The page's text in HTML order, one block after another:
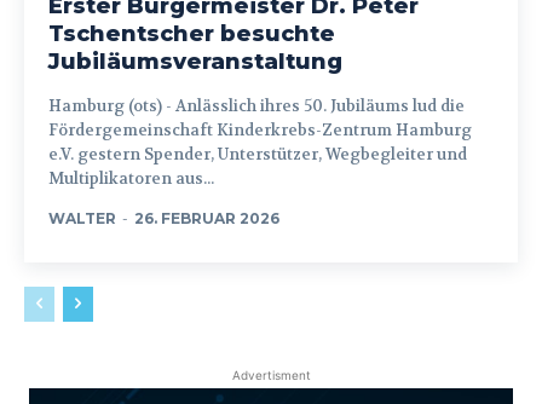
Erster Bürgermeister Dr. Peter
Tschentscher besuchte
Jubiläumsveranstaltung
Hamburg (ots) - Anlässlich ihres 50. Jubiläums lud die
Fördergemeinschaft Kinderkrebs-Zentrum Hamburg
e.V. gestern Spender, Unterstützer, Wegbegleiter und
Multiplikatoren aus...
WALTER - 26. FEBRUAR 2026
Advertisment